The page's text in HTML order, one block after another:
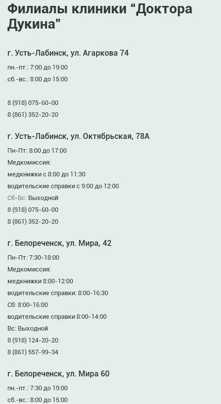
Филиалы клиники “Доктора
Дукина”
г. Усть-Лабинск, ул. Агаркова 74
пн.-пт.: 7:00 до 19:00
сб.-вс.: 8:00 до 15:00
8 (918) 075-60-00
8 (861) 352-20-20
г. Усть-Лабинск, ул. Октябрьская, 78А
Пн-Пт: 8:00 до 17:00
Медкомиссия:
медкнижки с 8:00 до 11:30
водительские справки с 9:00 до 12:00
Сб-Вс: Выходной
8 (918) 075-60-00
8 (861) 352-20-20
г. Белореченск, ул. Мира, 42
Пн-Пт: 7:30-18:00
Медкомиссия:
медкнижки 8:00-12:00
водительские справки: 8:00-16:30
Сб: 8:00-16:00
водительские справки 8:00-14:00
Вс: Выходной
8 (918) 124-20-20
8 (861) 557-99-34
г. Белореченск, ул. Мира 60
пн.-пт.: 7:30 до 19:00
сб.-вс.: 8:00 до 15:00